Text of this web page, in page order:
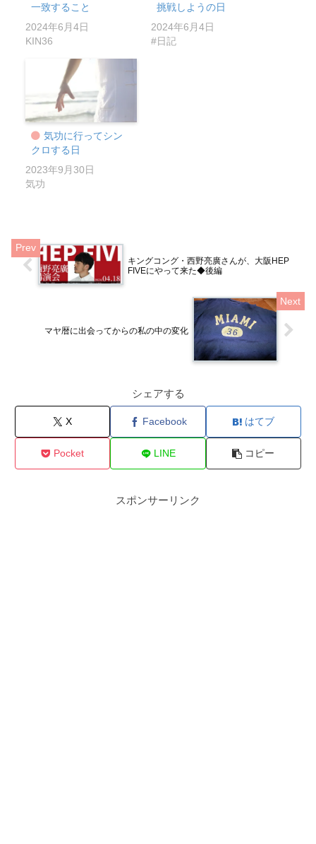
一致すること
2024年6月4日
KIN36
挑戦しようの日
2024年6月4日
#日記
気功に行ってシン
クロする日
2023年9月30日
気功
キングコング・西野亮廣さんが、大阪HEP
FIVEにやって来た◆後編
マヤ暦に出会ってからの私の中の変化
シェアする
X Facebook はてブ
Pocket LINE コピー
スポンサーリンク